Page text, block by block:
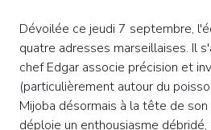
Dévoilée ce jeudi 7 septembre,
quatre adresses marseillaises. Il
chef Edgar associe précision et
(particulièrement autour du
Mijoba désormais à la tête de
déploie un enthousiasme